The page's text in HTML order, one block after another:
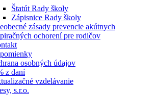
Štatút Rady školy
Zápisnice Rady školy
zásady prevencie akútnych
ochorení pre rodičov
osobných údajov
z daní
vzdelávanie
s.r.o.